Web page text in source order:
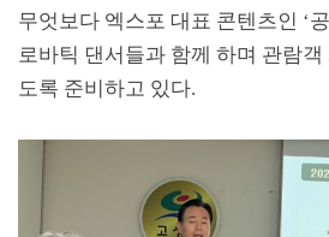
무엇보다 엑스포 대표 콘텐츠인 ‘
로바틱 댄서들과 함께 하며 관람객
도록 준비하고 있다.